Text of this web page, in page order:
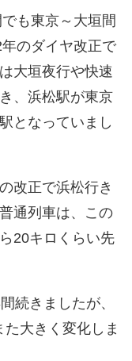
も東京～大垣間
のダイヤ改正で
大垣夜行や快速
、浜松駅が東京
となっていまし
改正で浜松行き
通列車は、この
20キロくらい先
続きましたが、
大きく変化しま